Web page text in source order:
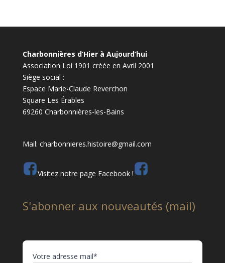
Charbonnières d’Hier à Aujourd’hui
Association Loi 1901 créée en Avril 2001
Siège social :
Espace Marie-Claude Reverchon
Square Les Érables
69260 Charbonnières-les-Bains
Mail: charbonnieres.histoire@gmail.com
Visitez notre page Facebook !
S'abonner aux nouveautés (mail)
Votre adresse mail*